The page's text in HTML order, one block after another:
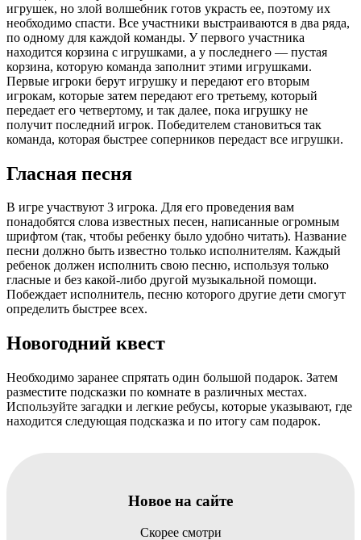
игрушек, но злой волшебник готов украсть ее, поэтому их
необходимо спасти. Все участники выстраиваются в два ряда,
по одному для каждой команды. У первого участника
находится корзина с игрушками, а у последнего — пустая
корзина, которую команда заполнит этими игрушками.
Первые игроки берут игрушку и передают его вторым
игрокам, которые затем передают его третьему, который
передает его четвертому, и так далее, пока игрушку не
получит последний игрок. Победителем становиться так
команда, которая быстрее соперников передаст все игрушки.
Гласная песня
В игре участвуют 3 игрока. Для его проведения вам
понадобятся слова известных песен, написанные огромным
шрифтом (так, чтобы ребенку было удобно читать). Название
песни должно быть известно только исполнителям. Каждый
ребенок должен исполнить свою песню, используя только
гласные и без какой-либо другой музыкальной помощи.
Побеждает исполнитель, песню которого другие дети смогут
определить быстрее всех.
Новогодний квест
Необходимо заранее спрятать один большой подарок. Затем
разместите подсказки по комнате в различных местах.
Используйте загадки и легкие ребусы, которые указывают, где
находится следующая подсказка и по итогу сам подарок.
Новое на сайте
Скорее смотри